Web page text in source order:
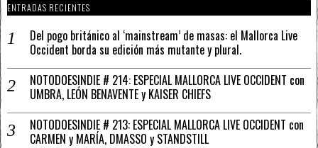
ENTRADAS RECIENTES
Del pogo británico al ‘mainstream’ de masas: el Mallorca Live
Occident borda su edición más mutante y plural.
NOTODOESINDIE # 214: ESPECIAL MALLORCA LIVE OCCIDENT con
UMBRA, LEÓN BENAVENTE y KAISER CHIEFS
NOTODOESINDIE # 213: ESPECIAL MALLORCA LIVE OCCIDENT con
CARMEN y MARÍA, DMASSO y STANDSTILL